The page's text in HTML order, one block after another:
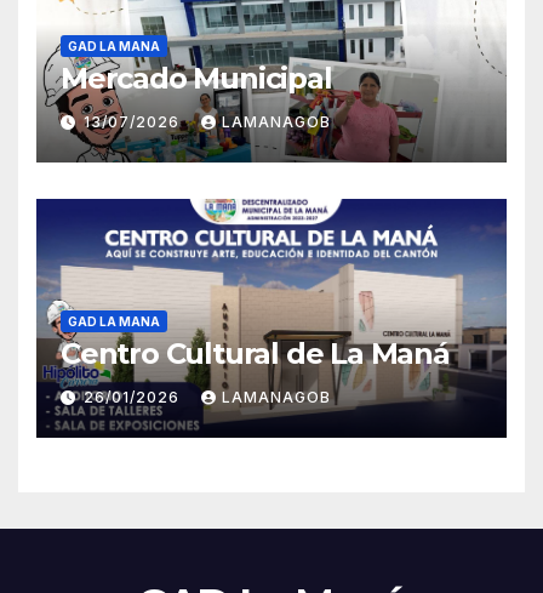
GAD LA MANA
Mercado Municipal
13/07/2026 LAMANAGOB
GAD LA MANA
Centro Cultural de La Maná
26/01/2026 LAMANAGOB